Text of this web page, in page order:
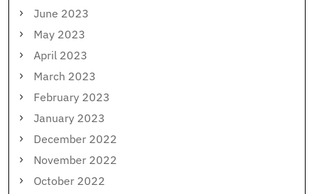
June 2023
May 2023
April 2023
March 2023
February 2023
January 2023
December 2022
November 2022
October 2022